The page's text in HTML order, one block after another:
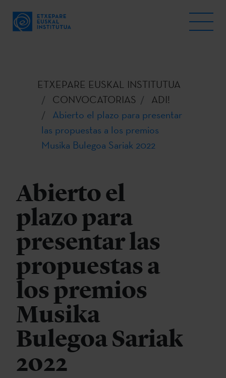
ETXEPARE EUSKAL INSTITUTUA
CONVOCATORIAS
ADI!
Abierto el plazo para presentar
las propuestas a los premios
Musika Bulegoa Sariak 2022
Abierto el
plazo para
presentar las
propuestas a
los premios
Musika
Bulegoa Sariak
2022